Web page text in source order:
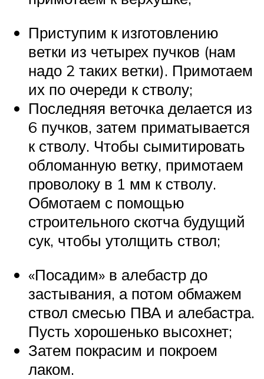
Приступим к изготовлению
ветки из четырех пучков (нам
надо 2 таких ветки). Примотаем
их по очереди к стволу;
Последняя веточка делается из
6 пучков, затем приматывается
к стволу. Чтобы сымитировать
обломанную ветку, примотаем
проволоку в 1 мм к стволу.
Обмотаем с помощью
строительного скотча будущий
сук, чтобы утолщить ствол;
«Посадим» в алебастр до
застывания, а потом обмажем
ствол смесью ПВА и алебастра.
Пусть хорошенько высохнет;
Затем покрасим и покроем
лаком.